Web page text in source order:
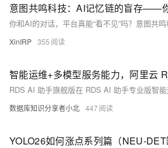
XinIRP 355
数据库知识分享者小北 447